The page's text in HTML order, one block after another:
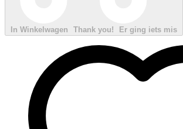
In Winkelwagen Thank you! Er ging iets mis